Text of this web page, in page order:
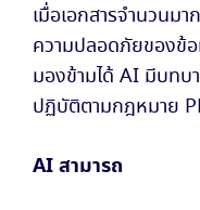
เมื่อเอกสารจำนวนม
ความปลอดภัยของข้อ
มองข้ามได้ AI มีบทบ
ปฏิบัติตามกฎหมาย
AI สามารถ